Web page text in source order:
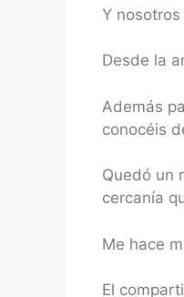
Y
Desde la
Además
conocéis
Quedó un
cercanía
Me hace
El